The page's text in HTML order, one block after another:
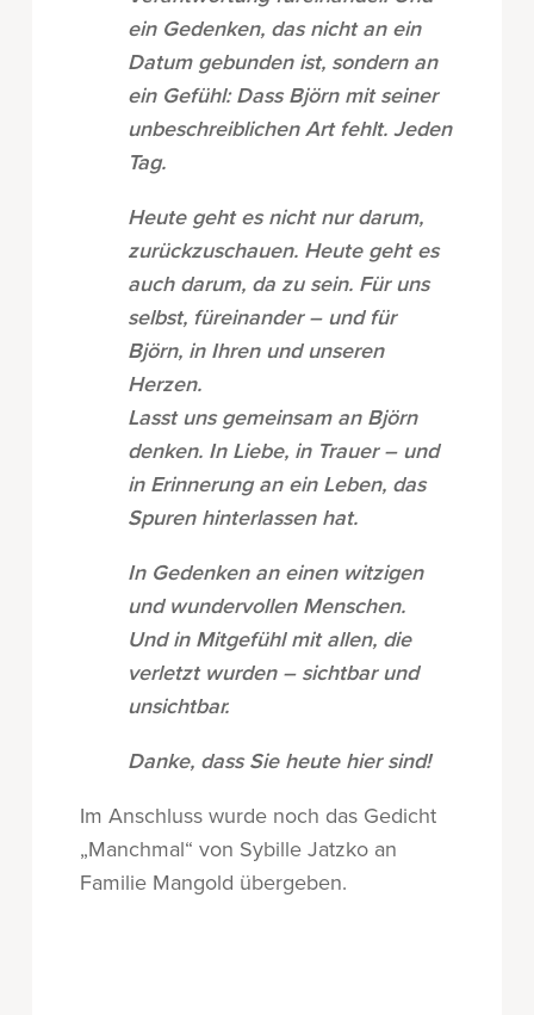
ein Gedenken, das nicht an ein
Datum gebunden ist, sondern an
ein Gefühl: Dass Björn mit seiner
unbeschreiblichen Art fehlt. Jeden
Tag.
Heute geht es nicht nur darum,
zurückzuschauen. Heute geht es
auch darum, da zu sein. Für uns
selbst, füreinander – und für
Björn, in Ihren und unseren
Herzen.
Lasst uns gemeinsam an Björn
denken. In Liebe, in Trauer – und
in Erinnerung an ein Leben, das
Spuren hinterlassen hat.
In Gedenken an einen witzigen
und wundervollen Menschen.
Und in Mitgefühl mit allen, die
verletzt wurden – sichtbar und
unsichtbar.
Danke, dass Sie heute hier sind!
Im Anschluss wurde noch das Gedicht
„Manchmal“ von Sybille Jatzko an
Familie Mangold übergeben.